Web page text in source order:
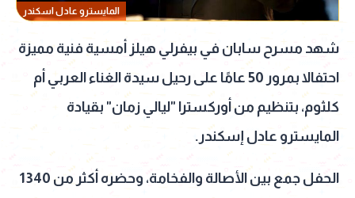
المايسترو عادل اسكندر
شهد مسرح سابان في بيفرلي هيلز أمسية فنية مميزة
احتفالا بمرور 50 عامًا على رحيل سيدة الغناء العربي أم
كلثوم، بتنظيم من أوركسترا "ليالي زمان" بقيادة
المايسترو عادل إسكندر.
الحفل جمع بين الأصالة والفخامة، وحضره أكثر من 1340